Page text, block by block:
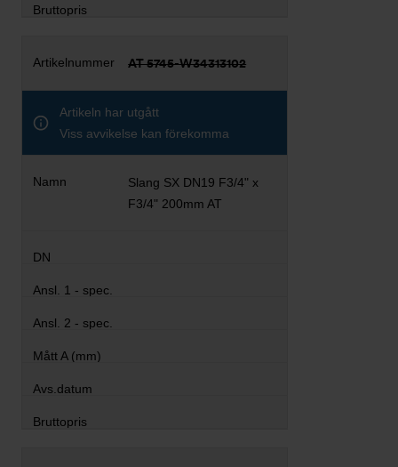
AT 5745-W34313102
Artikeln har utgått
Viss avvikelse kan förekomma
Slang SX DN19 F3/4" x
F3/4" 200mm AT